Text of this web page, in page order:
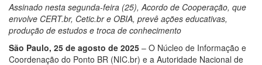
Assinado nesta segunda-feira (25), Acordo de Cooperação, que
envolve CERT.br, Cetic.br e OBIA, prevê ações educativas,
produção de estudos e troca de conhecimento
São Paulo, 25 de agosto de 2025 – O Núcleo de Informação e
Coordenação do Ponto BR (NIC.br) e a Autoridade Nacional de